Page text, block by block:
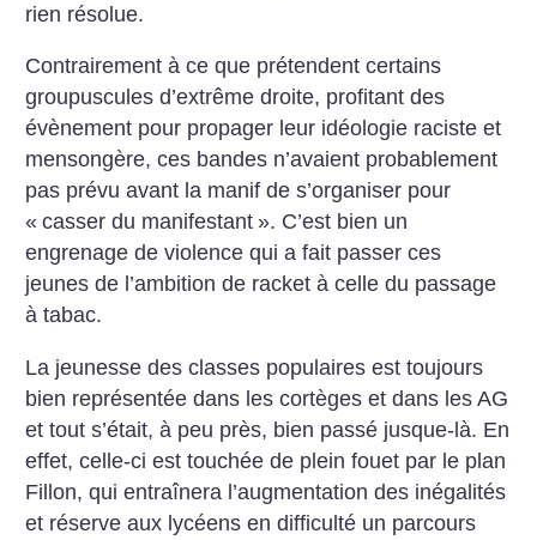
rien résolue.
Contrairement à ce que prétendent certains
groupuscules d’extrême droite, profitant des
évènement pour propager leur idéologie raciste et
mensongère, ces bandes n’avaient probablement
pas prévu avant la manif de s’organiser pour
« casser du manifestant ». C’est bien un
engrenage de violence qui a fait passer ces
jeunes de l’ambition de racket à celle du passage
à tabac.
La jeunesse des classes populaires est toujours
bien représentée dans les cortèges et dans les AG
et tout s’était, à peu près, bien passé jusque-là. En
effet, celle-ci est touchée de plein fouet par le plan
Fillon, qui entraînera l’augmentation des inégalités
et réserve aux lycéens en difficulté un parcours